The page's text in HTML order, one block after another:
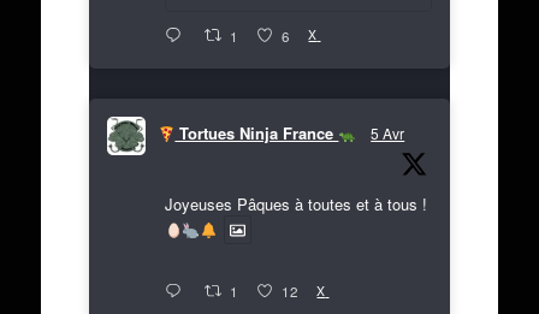
1 6 X
Tortues Ninja France 5 Avr
Joyeuses Pâques à toutes et à tous !
1 12 X